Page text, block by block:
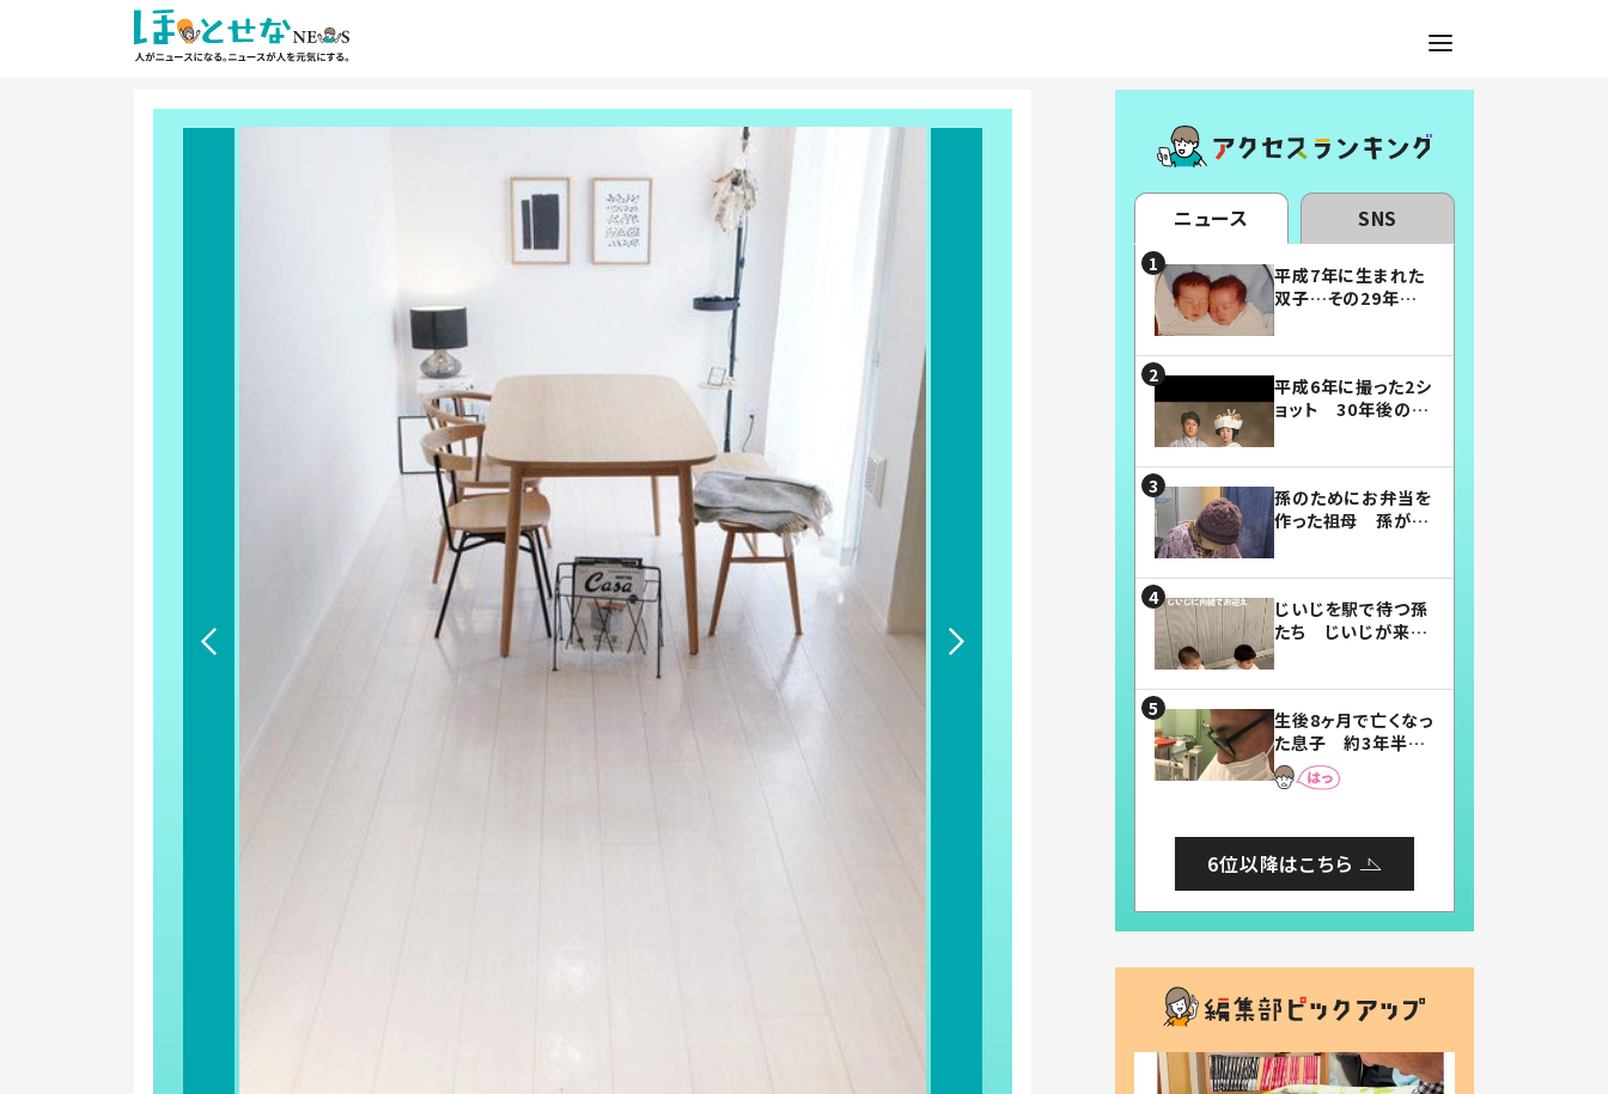
ニュース SNS
平成7年に生まれた
双子…その29年後
平成6年に撮った2シ
ョット 30年後の姿
孫のためにお弁当を
作った祖母 孫が絶
じいじを駅で待つ孫
たち じいじが来た
まらない」「幸せにな
れる」
生後8ヶ月で亡くなっ
た息子 約3年半
後、当時の妻の日記
に書いてあった本音
6位以降はこちら